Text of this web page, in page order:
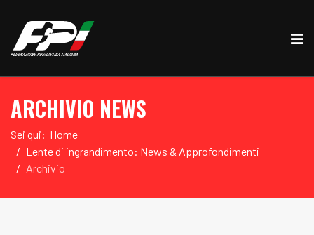
ARCHIVIO NEWS
Sei qui: Home
Lente di ingrandimento: News & Approfondimenti
Archivio